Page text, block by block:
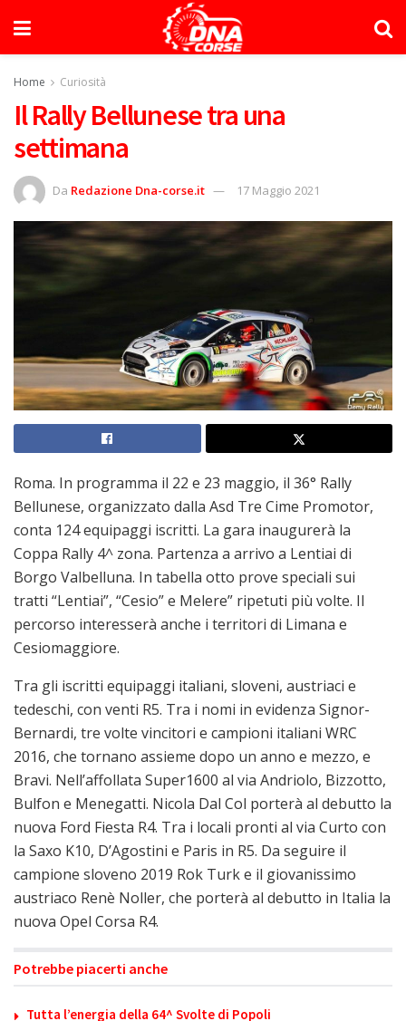
Home Curiosità
Il Rally Bellunese tra una
settimana
Da Redazione Dna-corse.it 17 Maggio 2021
Roma. In programma il 22 e 23 maggio, il 36° Rally
Bellunese, organizzato dalla Asd Tre Cime Promotor,
conta 124 equipaggi iscritti. La gara inaugurerà la
Coppa Rally 4^ zona. Partenza a arrivo a Lentiai di
Borgo Valbelluna. In tabella otto prove speciali sui
tratti “Lentiai”, “Cesio” e Melere” ripetuti più volte. Il
percorso interesserà anche i territori di Limana e
Cesiomaggiore.
Tra gli iscritti equipaggi italiani, sloveni, austriaci e
tedeschi, con venti R5. Tra i nomi in evidenza Signor-
Bernardi, tre volte vincitori e campioni italiani WRC
2016, che tornano assieme dopo un anno e mezzo, e
Bravi. Nell’affollata Super1600 al via Andriolo, Bizzotto,
Bulfon e Menegatti. Nicola Dal Col porterà al debutto la
nuova Ford Fiesta R4. Tra i locali pronti al via Curto con
la Saxo K10, D’Agostini e Paris in R5. Da seguire il
campione sloveno 2019 Rok Turk e il giovanissimo
austriaco Renè Noller, che porterà al debutto in Italia la
nuova Opel Corsa R4.
Potrebbe piacerti anche
Tutta l’energia della 64^ Svolte di Popoli